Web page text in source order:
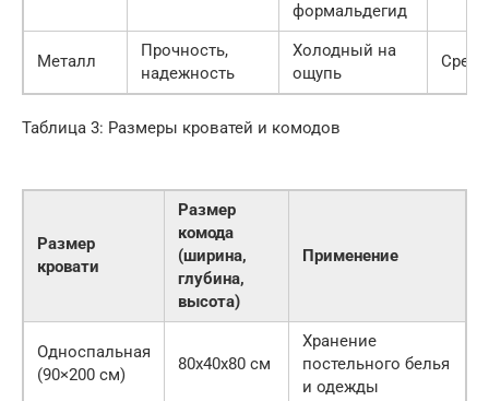
формальдегид
Металл
Прочность,
надежность
Холодный на
ощупь
Таблица 3: Размеры кроватей и комодов
Размер
кровати
Размер
комода
(ширина,
глубина,
высота)
Применение
Односпальная
(90×200 см)
80x40x80 см
Хранение
постельного белья
и одежды